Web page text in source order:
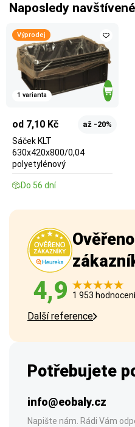
Naposledy navštívené
Výprodej
1 varianta
od 7,10 Kč až -20%
Sáček KLT
630x420x800/0,04
polyetylénový
Do 56 dní
Ověřeno
4,9 1 953 hodnocení
Další reference
Potřebujete
info@eobaly.cz
Napište nám. Rádi Vám